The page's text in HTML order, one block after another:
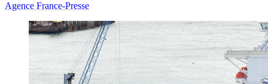
Agence France-Presse